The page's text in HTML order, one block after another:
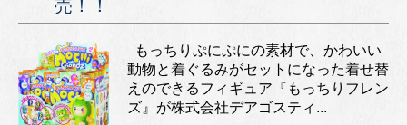
売！！
もっちりぷにぷにの素材で、かわいい
動物と着ぐるみがセットになった着せ替
えのできるフィギュア『もっちりフレン
ズ』が株式会社デアゴスティ...